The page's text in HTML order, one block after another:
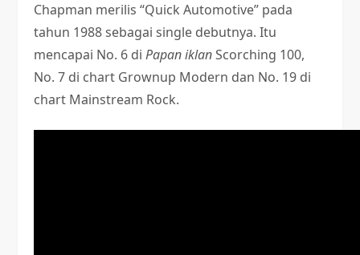
Chapman merilis “Quick Automotive” pada
tahun 1988 sebagai single debutnya. Itu
mencapai No. 6 diPapan iklanScorching 100,
No. 7 di chart Grownup Modern dan No. 19 di
chart Mainstream Rock.